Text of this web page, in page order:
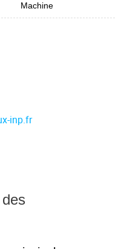
Machine
inp.fr